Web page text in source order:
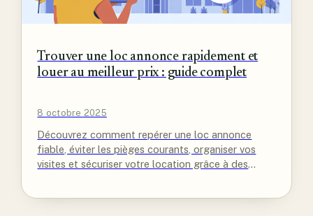
Trouver une loc annonce rapidement et
louer au meilleur prix : guide complet
8 octobre 2025
Découvrez comment repérer une loc annonce
fiable, éviter les pièges courants, organiser vos
visites et sécuriser votre location grâce à des